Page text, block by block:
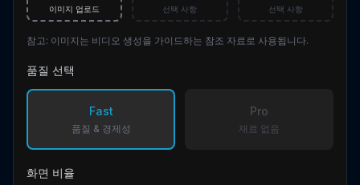
이미지 업로드 선택 사항 선택 사항
참고: 이미지는 비디오 생성을 가이드하는 참조 자료로 사용됩니다.
품질 선택
Fast
품질 & 경제성
Pro
재료 없음
화면 비율